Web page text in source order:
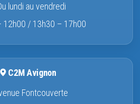
lundi au vendredi
12h00 / 13h30 – 17h00
C2M Avignon
Fontcouverte